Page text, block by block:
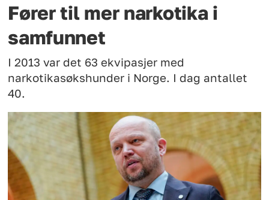
Fører til mer narkotika i
samfunnet
I 2013 var det 63 ekvipasjer med
narkotikasøkshunder i Norge. I dag antallet
40.